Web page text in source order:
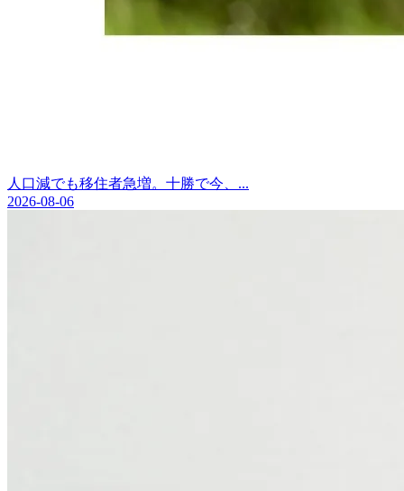
人口減でも移住者急増。十勝で今、...
2026-08-06